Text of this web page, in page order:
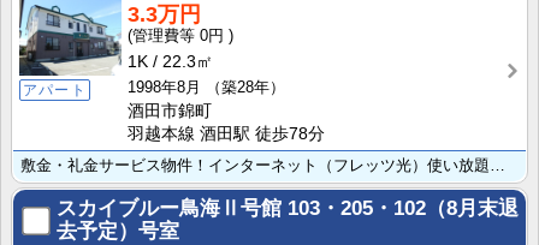
アパート
3.3万円
0円
1K
22.3㎡
1998年8月
（築28年）
酒田市錦町
羽越本線 酒田駅 徒歩78分
敷金・礼金サービス物件！インターネット（フレッツ光）使い放題！ ●駐車場1台無料
スカイブルー鳥海Ⅱ号館 103・205・102（8月末退
去予定）号室